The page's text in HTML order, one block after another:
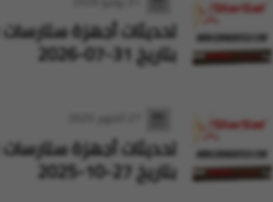
بتاريخ 31-07-2026
بتاريخ 27-10-2025